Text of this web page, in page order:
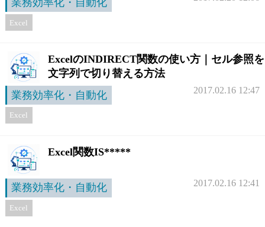
Excel
ExcelのINDIRECT関数の使い方｜セル参照を
文字列で切り替える方法
業務効率化・自動化
2017.02.16 12:47
Excel
Excel関数IS*****
業務効率化・自動化 2017.02.16 12:41
Excel